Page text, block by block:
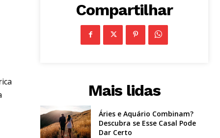
Compartilhar
Mais lidas
Áries e Aquário Combinam?
Descubra se Esse Casal Pode
Dar Certo